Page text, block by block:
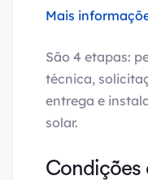
Mais
São 4 etapas:
técnica,
entrega e
solar.
Condições